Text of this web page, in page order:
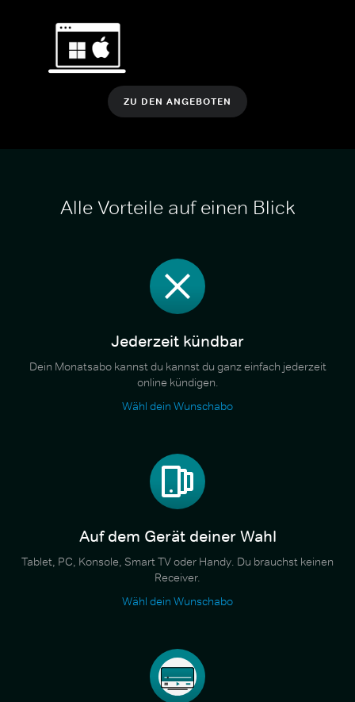
ZU DEN ANGEBOTEN
Alle Vorteile auf einen Blick
Jederzeit kündbar
Dein Monatsabo kannst du kannst du ganz einfach jederzeit
online kündigen.
Wähl dein Wunschabo
Auf dem Gerät deiner Wahl
Tablet, PC, Konsole, Smart TV oder Handy. Du brauchst keinen
Receiver.
Wähl dein Wunschabo